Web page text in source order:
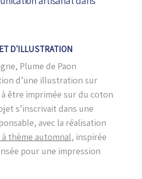
D'ILLUSTRATION
Plume de Paon
d’une illustration sur
être imprimée sur du coton
s’inscrivait dans une
avec la réalisation
thème automnal, inspirée
pour une impression